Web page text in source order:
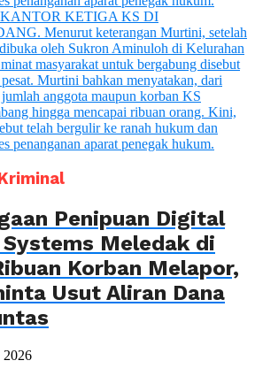
Penipuan Digital
Meledak di
Korban Melapor,
Usut Aliran Dana
2026